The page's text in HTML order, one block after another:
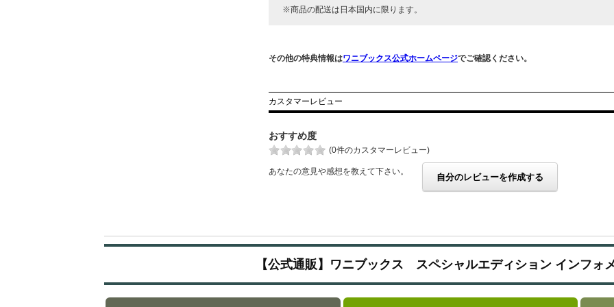
※商品の配送は日本国内に限ります。
その他の特典情報はワニブックス公式ホームページでご確認ください。
カスタマーレビュー
おすすめ度
(0件のカスタマーレビュー)
あなたの意見や感想を教えて下さい。
自分のレビューを作成する
【公式通販】ワニブックス スペシャルエディション インフォ